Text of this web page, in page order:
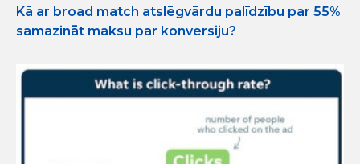
Kā ar broad match atslēgvārdu palīdzību par 55%
samazināt maksu par konversiju?